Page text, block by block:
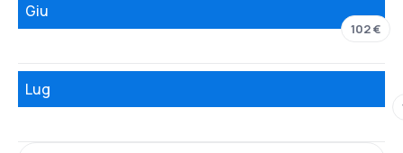
Giu
102 €
Lug